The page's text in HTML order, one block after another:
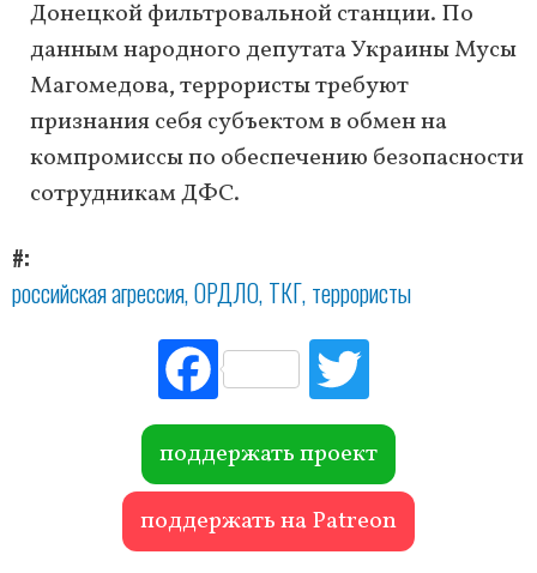
Донецкой фильтровальной станции. По
данным народного депутата Украины Мусы
Магомедова, террористы требуют
признания себя субъектом в обмен на
компромиссы по обеспечению безопасности
сотрудникам ДФС.
#
российская агрессия ОРДЛО ТКГ террористы
Fac
ebo
ok r
поддержать проект
поддержать на Patreon